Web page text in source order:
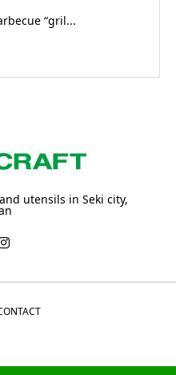
“gril...
utensils in Seki city,